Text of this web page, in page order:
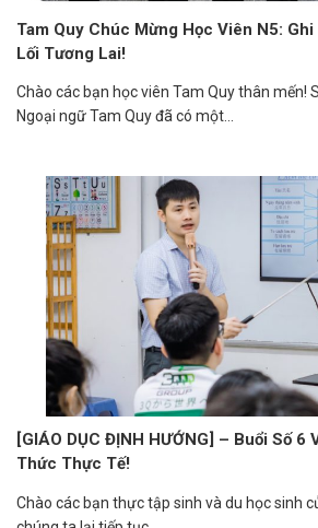
Tam Quy Chúc Mừng Học Viên N5:
Lối Tương Lai!
Chào các bạn học viên Tam Quy thân mến!
Ngoại ngữ Tam Quy đã có một...
[GIÁO DỤC ĐỊNH HƯỚNG] – Buổi Số 6
Thức Thực Tế!
Chào các bạn thực tập sinh và du học sinh